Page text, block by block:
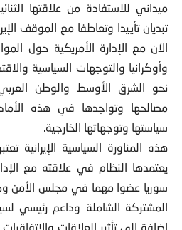
ميداني للاستفادة من علاقتها
تبديان تأييدا وتعاطفا مع الموقف
الآن مع الإدارة الأمريكية حول
وأوكرانيا والتوجهات السياسية
نحو الشرق الأوسط والوطن
مصالحها وتواجدها في هذه
سياستها وتوجهاتها الخارجية.
هذه المناورة السياسية الإيرانية
يعتمدها النظام في علاقته مع
سوريا عضوا مهما في مجلس الأمن
المشتركة الشاملة وداعم رئيسي
إضافة إلى تأثير العلاقات